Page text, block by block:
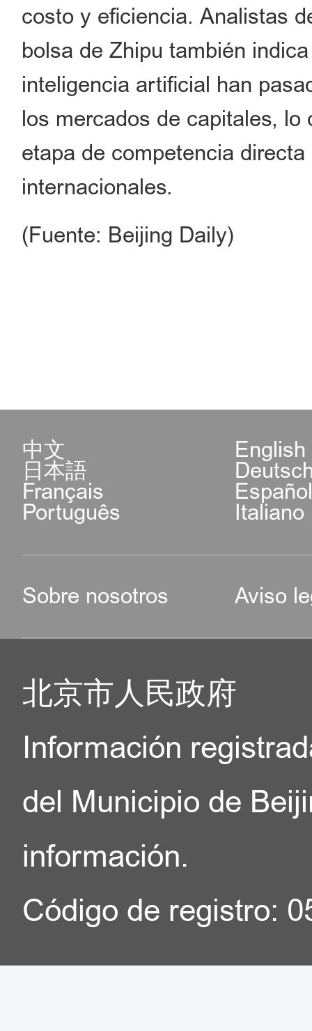
costo y eficiencia. Analistas
bolsa de Zhipu también
inteligencia artificial han
los mercados de capitales,
etapa de competencia
internacionales.
(Fuente: Beijing Daily)
中文 English
日本語
Français
Português Italiano
Sobre nosotros Aviso
北京市人民政府
Información
del Municipio de
información.
Código de registro: